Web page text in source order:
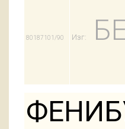
80187101/90 Изг: